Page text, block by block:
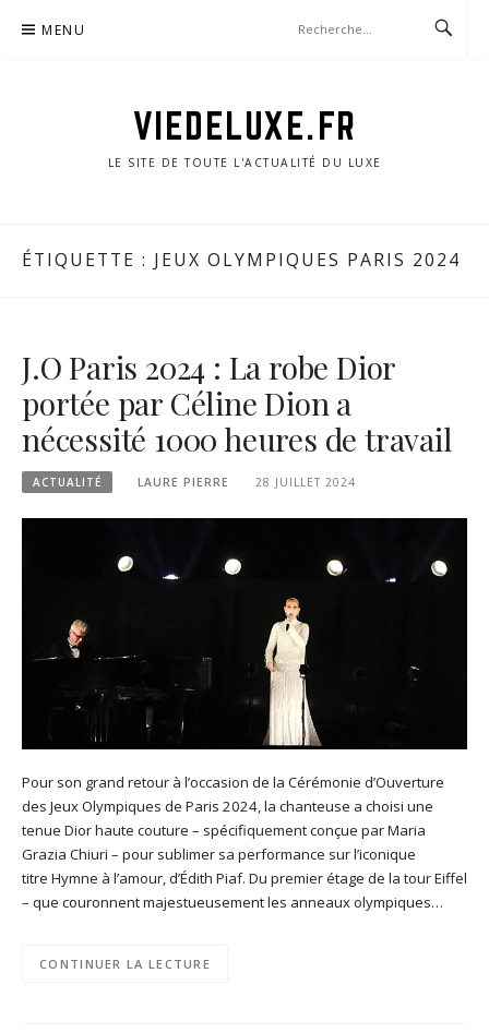
MENU
VIEDELUXE.FR
LE SITE DE TOUTE L'ACTUALITÉ DU LUXE
ÉTIQUETTE : JEUX OLYMPIQUES PARIS 2024
J.O Paris 2024 : La robe Dior
portée par Céline Dion a
nécessité 1000 heures de travail
ACTUALITÉ LAURE PIERRE 28 JUILLET 2024
Pour son grand retour à l’occasion de la Cérémonie d’Ouverture
des Jeux Olympiques de Paris 2024, la chanteuse a choisi une
tenue Dior haute couture – spécifiquement conçue par Maria
Grazia Chiuri – pour sublimer sa performance sur l’iconique
titre Hymne à l’amour, d’Édith Piaf. Du premier étage de la tour Eiffel
– que couronnent majestueusement les anneaux olympiques…
CONTINUER LA LECTURE